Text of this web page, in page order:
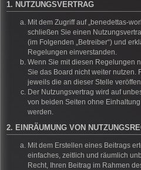
1. NUTZUNGSVERTRAG
Mit dem Zugriff auf „benedettas-
schließen Sie einen
(im Folgenden „Betreiber“) und
Regelungen einverstanden.
Wenn Sie mit diesen Regelungen
Sie das Board nicht weiter nutzen.
jeweils die an dieser Stelle
Der Nutzungsvertrag wird auf
von beiden Seiten ohne
werden.
2. EINRÄUMUNG VON
Mit dem Erstellen eines Beitrags
einfaches, zeitlich und räumlich
Recht, Ihren Beitrag im Rahmen